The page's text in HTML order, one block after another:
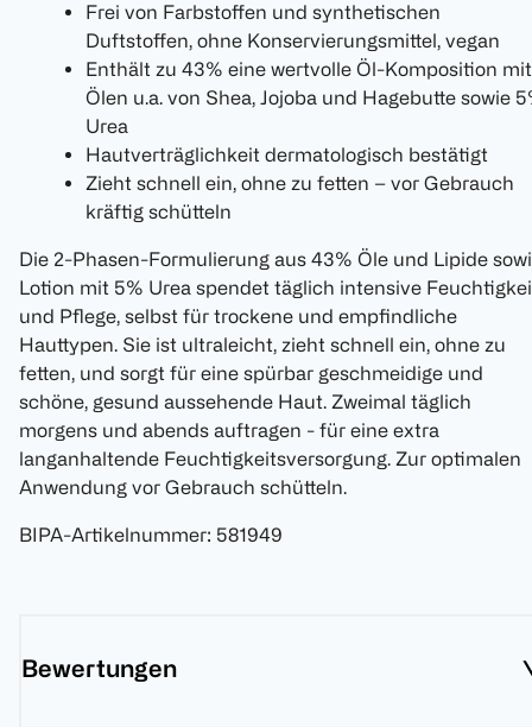
Frei von Farbstoffen und synthetischen
Duftstoffen, ohne Konservierungsmittel, vegan
Enthält zu 43% eine wertvolle Öl-Komposition mit
Ölen u.a. von Shea, Jojoba und Hagebutte sowie
Urea
Hautverträglichkeit dermatologisch bestätigt
Zieht schnell ein, ohne zu fetten – vor Gebrauch
kräftig schütteln
Die 2-Phasen-Formulierung aus 43% Öle und Lipide
Lotion mit 5% Urea spendet täglich intensive
und Pflege, selbst für trockene und empfindliche
Hauttypen. Sie ist ultraleicht, zieht schnell ein, ohne zu
fetten, und sorgt für eine spürbar geschmeidige und
schöne, gesund aussehende Haut. Zweimal täglich
morgens und abends auftragen - für eine extra
langanhaltende Feuchtigkeitsversorgung. Zur optimalen
Anwendung vor Gebrauch schütteln.
BIPA-Artikelnummer: 581949
Bewertungen